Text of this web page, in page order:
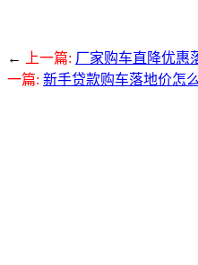
← 上一篇: 厂家购车直降优惠
一篇: 新手贷款购车落地价怎